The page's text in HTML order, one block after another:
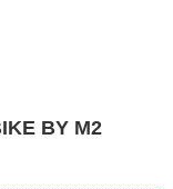
BY M2